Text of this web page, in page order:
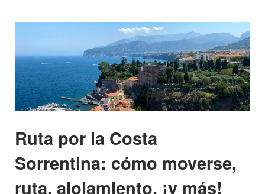
moverse,
ruta,
alojamiento,
¡y
Open post
Ruta por la Costa
Sorrentina: cómo moverse,
ruta, alojamiento, ¡y más!